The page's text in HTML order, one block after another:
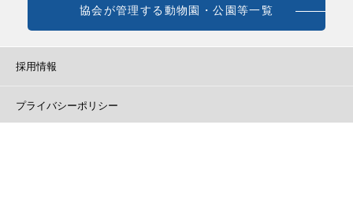
協会が管理する動物園・公園等一覧
採用情報
プライバシーポリシー